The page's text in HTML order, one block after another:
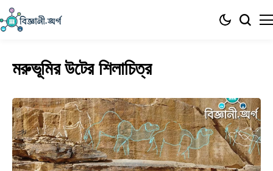
মরুভূমির উটের শিলাচিত্র